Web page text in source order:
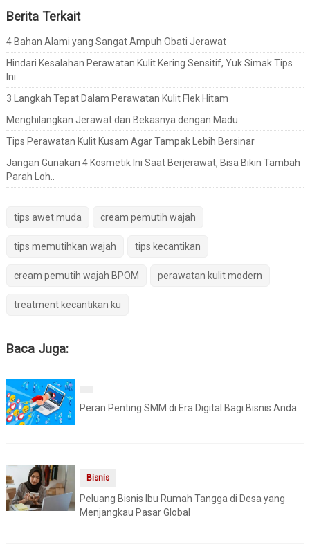
Berita Terkait
4 Bahan Alami yang Sangat Ampuh Obati Jerawat
Hindari Kesalahan Perawatan Kulit Kering Sensitif, Yuk Simak Tips
Ini
3 Langkah Tepat Dalam Perawatan Kulit Flek Hitam
Menghilangkan Jerawat dan Bekasnya dengan Madu
Tips Perawatan Kulit Kusam Agar Tampak Lebih Bersinar
Jangan Gunakan 4 Kosmetik Ini Saat Berjerawat, Bisa Bikin Tambah
Parah Loh..
tips awet muda cream pemutih wajah
tips memutihkan wajah tips kecantikan
cream pemutih wajah BPOM perawatan kulit modern
treatment kecantikan ku
Baca Juga:
Peran Penting SMM di Era Digital Bagi Bisnis Anda
Bisnis
Peluang Bisnis Ibu Rumah Tangga di Desa yang
Menjangkau Pasar Global